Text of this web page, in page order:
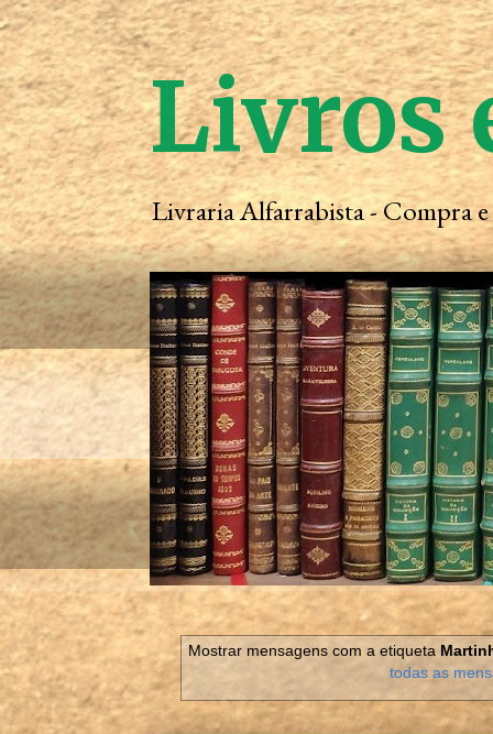
Livros
Livraria Alfarrabista - Compra
Mostrar mensagens com a etiqueta
todas as